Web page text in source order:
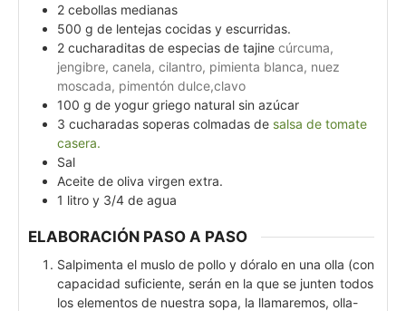
2 cebollas medianas
500 g de lentejas cocidas y escurridas.
2 cucharaditas de especias de tajine cúrcuma,
jengibre, canela, cilantro, pimienta blanca, nuez
moscada, pimentón dulce,clavo
100 g de yogur griego natural sin azúcar
3 cucharadas soperas colmadas de salsa de tomate
casera.
Sal
Aceite de oliva virgen extra.
1 litro y 3/4 de agua
ELABORACIÓN PASO A PASO
Salpimenta el muslo de pollo y dóralo en una olla (con
capacidad suficiente, serán en la que se junten todos
los elementos de nuestra sopa, la llamaremos, olla-